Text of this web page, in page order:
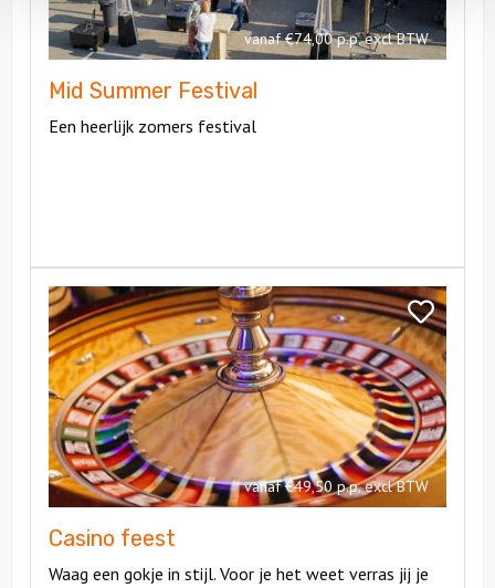
vanaf €74,00 p.p. excl BTW
Mid Summer Festival
Een heerlijk zomers festival
Bekijk
Casino
feest
vanaf €49,50 p.p. excl BTW
Casino feest
Waag een gokje in stijl. Voor je het weet verras jij je
Bekijk
Casino
feest